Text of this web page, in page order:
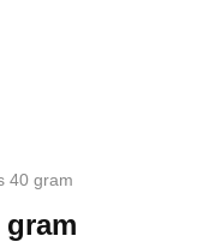
40 gram